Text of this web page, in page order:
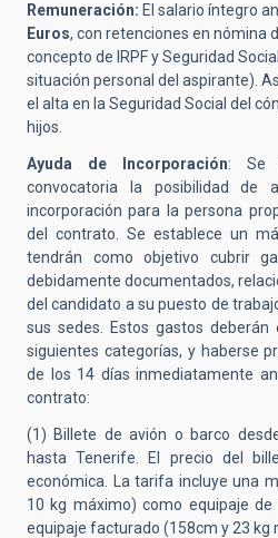
Remuneración: El salario íntegro
Euros, con retenciones en nómina
concepto de IRPF y Seguridad
situación personal del aspirante).
el alta en la Seguridad Social del
hijos.
Ayuda de Incorporación: Se
convocatoria la posibilidad de
incorporación para la persona
del contrato. Se establece un
tendrán como objetivo cubrir
debidamente documentados,
del candidato a su puesto de
sus sedes. Estos gastos
siguientes categorías, y haberse
de los 14 días inmediatamente
contrato:
(1) Billete de avión o barco
hasta Tenerife. El precio del
económica. La tarifa incluye una
10 kg máximo) como equipaje
equipaje facturado (158cm y 23 kg